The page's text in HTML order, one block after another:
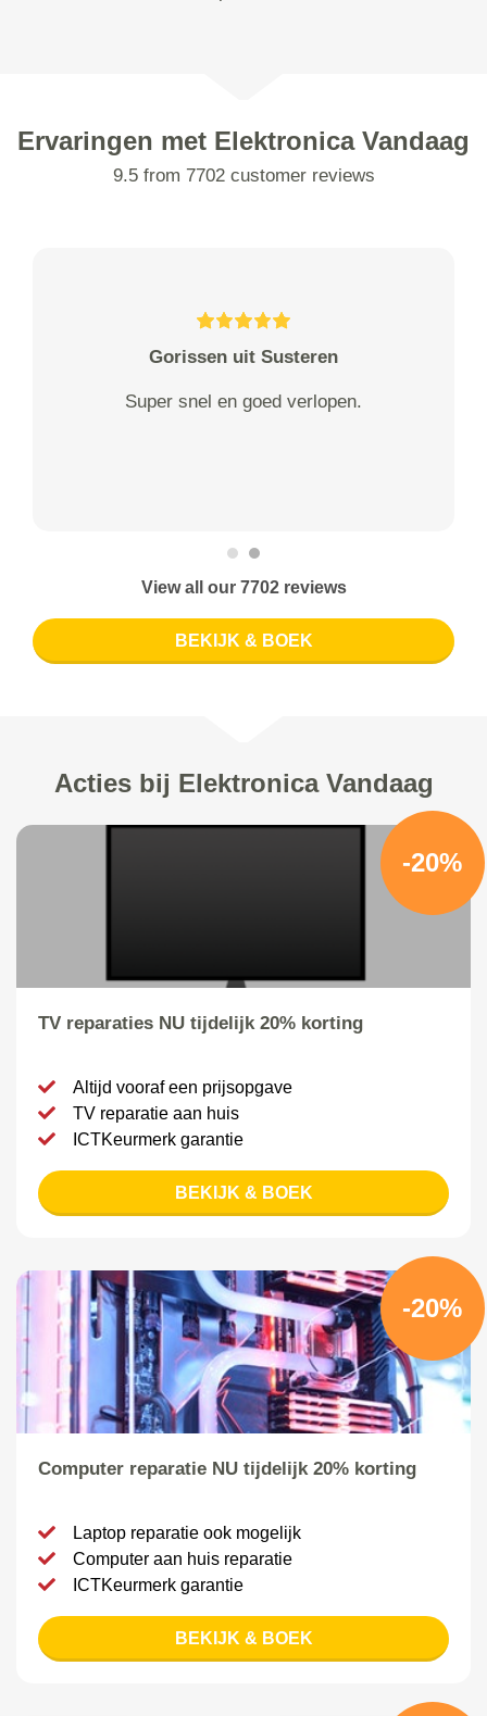
Ervaringen met Elektronica Vandaag
9.5 from 7702 customer reviews
Gorissen uit Susteren
Super snel en goed verlopen.
View all our 7702 reviews
BEKIJK & BOEK
Acties bij Elektronica Vandaag
-20%
TV reparaties NU tijdelijk 20% korting
Altijd vooraf een prijsopgave
TV reparatie aan huis
ICTKeurmerk garantie
BEKIJK & BOEK
-20%
Computer reparatie NU tijdelijk 20% korting
Laptop reparatie ook mogelijk
Computer aan huis reparatie
ICTKeurmerk garantie
BEKIJK & BOEK